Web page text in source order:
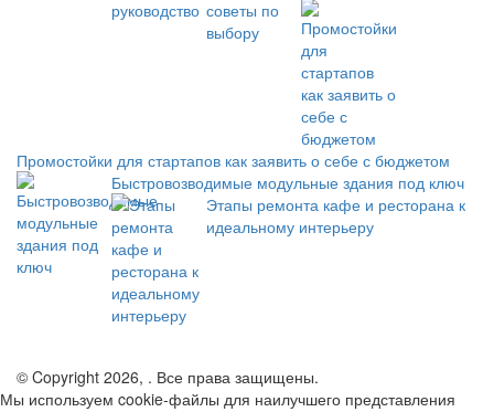
Промостойки для стартапов как заявить о себе с бюджетом
Быстровозводимые модульные здания под ключ
Этапы ремонта кафе и ресторана к
идеальному интерьеру
© Copyright 2026, . Все права защищены.
Мы используем cookie-файлы для наилучшего представления